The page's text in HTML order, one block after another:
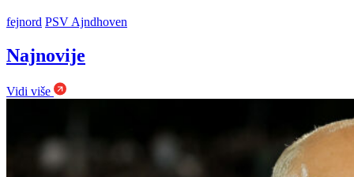
fejnord PSV Ajndhoven
Najnovije
Vidi više